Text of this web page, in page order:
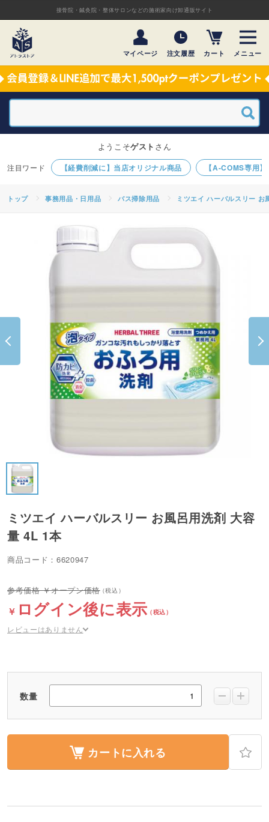
接骨院・鍼灸院・整体サロンなどの施術家向け卸通販サイト
マイページ 注文履歴 カート メニュー
【経費削減に】当店オリジナル商品 【A-COMS専用
ようこそゲスト さん
トップ 事務用品・日用品 バス掃除用品 ミツエイ ハーバルスリー
ミツエイ ハーバルスリー お風呂用洗剤 大容
量 4L 1本
商品コード：6620947
オープン価格
ログイン後に表示
レビューはありません
数量
カートに入れる